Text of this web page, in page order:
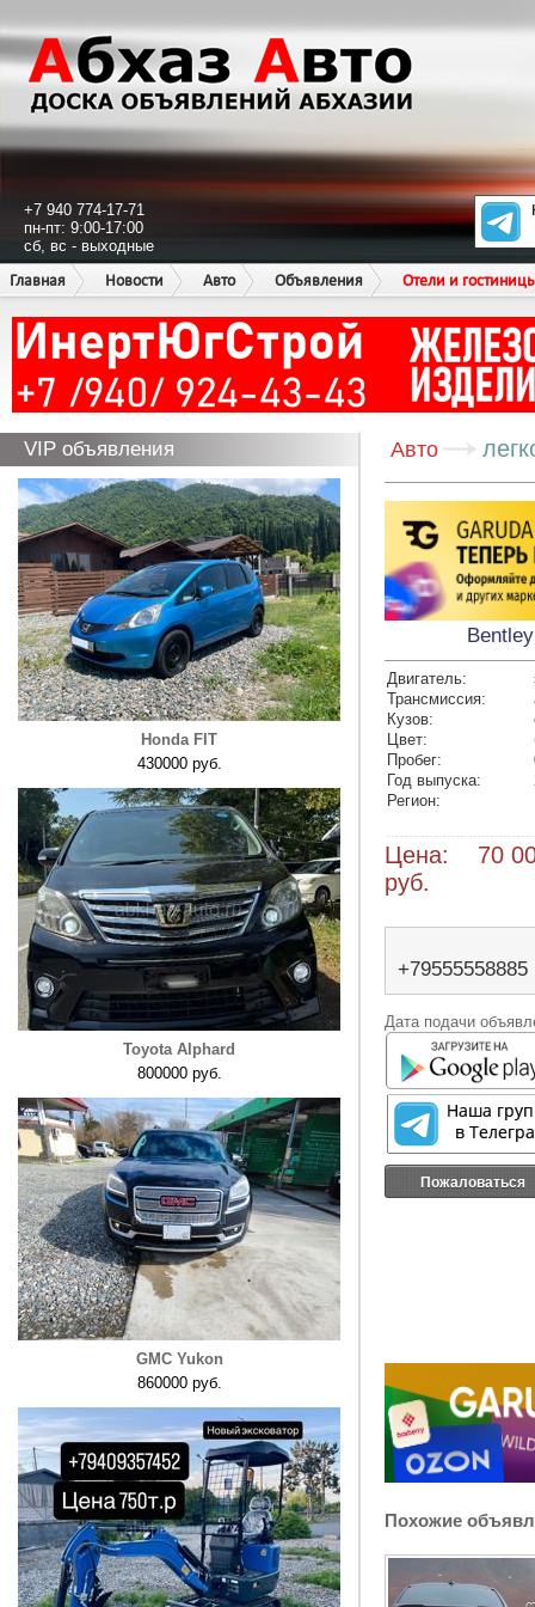
+7 940 774-17-71
пн-пт: 9:00-17:00
сб, вс - выходные
Главная
Новости Авто Объявления Отели и
VIP объявления
Honda FIT
430000 руб.
Toyota Alphard
800000 руб.
GMC Yukon
860000 руб.
Авто
Двигатель:
Трансмиссия:
Кузов:
Цвет:
Пробег:
Год выпуска:
Регион:
Цена: 70
руб.
+79555558885
Дата подачи
Пожаловаться
Похожие